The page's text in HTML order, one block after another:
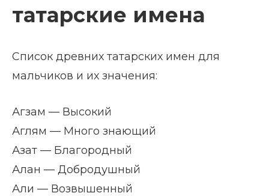
татарские имена
Список древних татарских имен для
мальчиков и их значения:
Агзам — Высокий
Аглям — Много знающий
Азат — Благородный
Алан — Добродушный
Али — Возвышенный